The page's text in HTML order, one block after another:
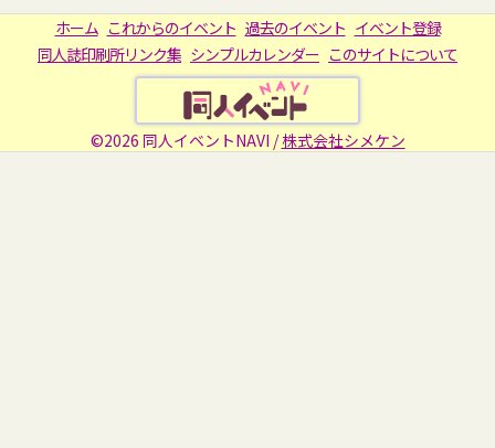
ホーム これからのイベント 過去のイベント イベント登録
同人誌印刷所リンク集 シンプルカレンダー このサイトについて
©2026 同人イベントNAVI /株式会社シメケン